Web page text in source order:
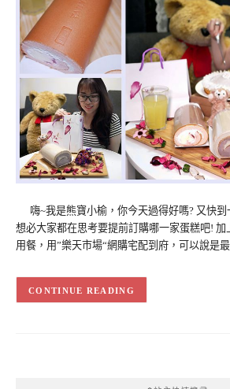
嗨~我是熊寶小榆，你今天過得好嗎? 又快到
想必大家都在思考要提前訂購哪一家蛋糕吧! 加
用餐，用”樂天市場“網購宅配到府，可以說是
CONTINUE READING